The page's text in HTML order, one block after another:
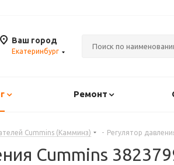
Ваш город
Екатеринбург
Ремонт
Cummins (Камминз) - Регулятор
Cummins